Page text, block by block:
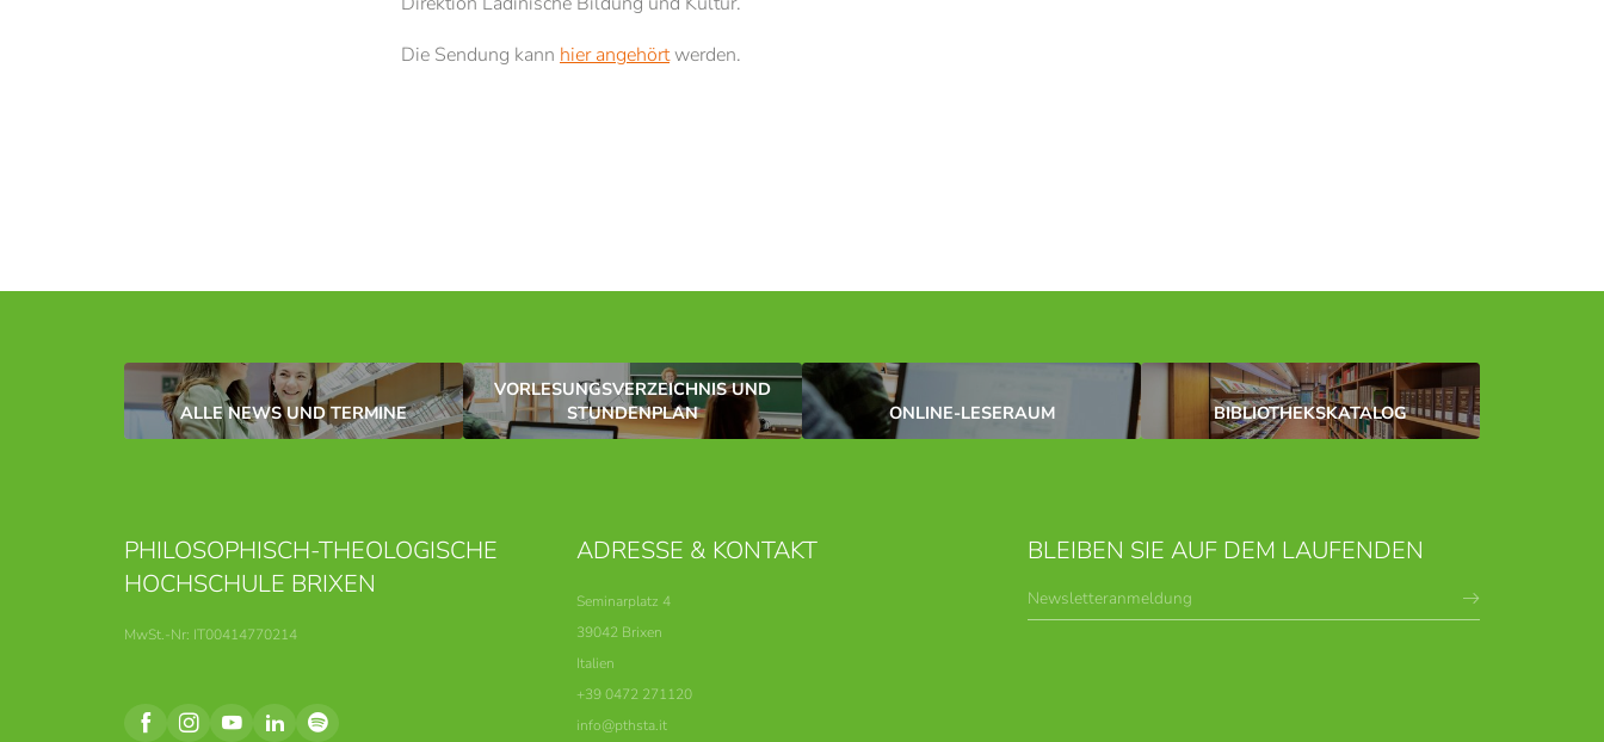
Die Sendung kann hier angehörtwerden.
ALLE NEWS UND TERMINE
VORLESUNGSVERZEICHNIS UND
STUNDENPLAN
ONLINE-LESERAUM BIBLIOTHEKSKATALOG
PHILOSOPHISCH-THEOLOGISCHE
HOCHSCHULE BRIXEN
MwSt.-Nr: IT00414770214
ADRESSE & KONTAKT
Seminarplatz 4
39042 Brixen
Italien
+39 0472 271120
info@pthsta.it
BLEIBEN SIE AUF DEM LAUFENDEN
Newsletteranmeldung
Anfragen